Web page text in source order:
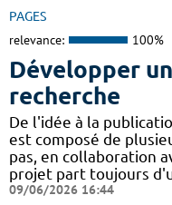
PAGES
relevance: 100%
Développer
recherche
De l'idée à la
est composé de
pas, en collaboration
projet part toujours
09/06/2026 16:44